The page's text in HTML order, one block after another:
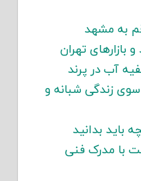
به مشهد
بازارهای تهران
آب در پرند
سوی زندگی شبانه و
باید بدانید
با مدرک فنی